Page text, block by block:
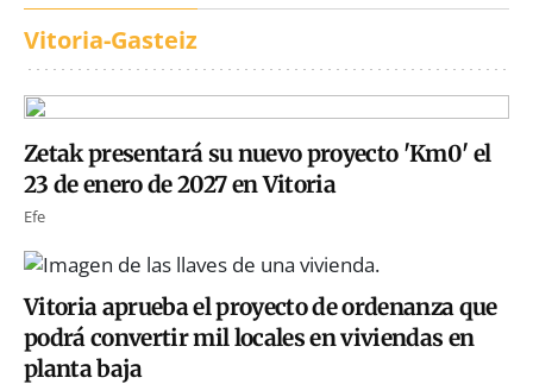
Vitoria-Gasteiz
Zetak presentará su nuevo proyecto 'Km0' el
23 de enero de 2027 en Vitoria
Efe
Vitoria aprueba el proyecto de ordenanza que
podrá convertir mil locales en viviendas en
planta baja